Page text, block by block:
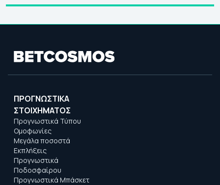
ΠΡΟΓΝΩΣΤΙΚΑ
ΣΤΟΙΧΗΜΑΤΟΣ
Προγνωστικά Τύπου
Ομοφωνίες
Μεγάλα ποσοστά
Εκπλήξεις
Προγνωστικά
Ποδοσφαίρου
Προγνωστικά Μπάσκετ